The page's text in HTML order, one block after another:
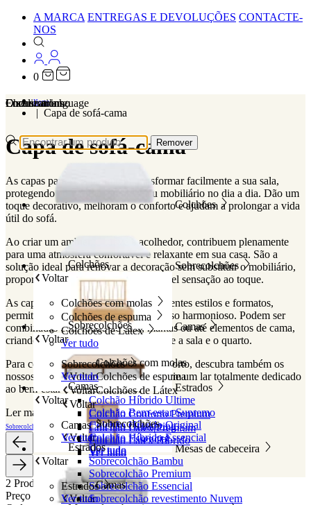
A MARCA ENTREGAS E DEVOLUÇÕES CONTACTE-
NOS
0
Colchões
Voltar
Colchões
Colchões com molas
Voltar
Colchões com molas
Colchão Híbrido Ultime
Colchão Bem-estar Supremo
Colchão Híbrido Original
Colchão Híbrido Essencial
Ver tudo
Colchões de espuma
Voltar
Colchões de espuma
Colchão Conforto Premium
Colchão Octaspring
Colchão Essencial
Ver tudo
Colchões de Látex
Voltar
Colchões de Látex
Colchão Látex Premium
Colchão Látex Híbrido
Ver tudo
Ver tudo
Sobrecolchões
Voltar
Sobrecolchões
Sobrecolchões
Voltar
Sobrecolchões
Sobrecolchão Bambu
Sobrecolchão Premium
Sobrecolchão Essencial
Sobrecolchão revestimento Nuvem
Ver tudo
Camas
Voltar
Camas
Camas
Voltar
Camas
Ver tudo
Estrados
Voltar
Estrados
Estrados
Ver tudo
Mesas de cabeceira
Localizations
Choose a language
Encontrar
Remover
O seu carrinho
Home
Capa de sofá-cama
Capa de sofá-cama
As capas para sofá permitem transformar facilmente a sua sala,
protegendo ao mesmo tempo o seu mobiliário no dia a dia. Dão um
toque decorativo, melhoram o conforto e ajudam a prolongar a vida
útil do sofá.
Ao criar um ambiente suave e acolhedor, contribuem plenamente
para uma atmosfera confortável e relaxante em sua casa. São a
solução ideal para renovar a decoração sem substituir o mobiliário,
proporcionando também uma agradável sensação ao toque.
As capas para sofá adaptam-se a diferentes estilos e formatos,
permitindo criar um espaço de descanso harmonioso. Podem ser
combinadas com roupa de casa, mantas ou até elementos de cama,
criando uma continuidade natural entre a sala e o quarto.
Para completar o seu universo de conforto, descubra também os
nossos colchões, camas e estrados e crie um lar totalmente dedicado
ao bem-estar e ao relaxamento.
Ler mais
Ler menos
Sobrecolchões Almofadas Edredões e mantas Roupa de cama
2 Produtos
Preço